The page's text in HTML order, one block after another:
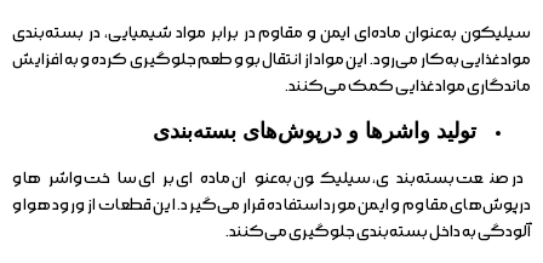
سیلیکون به‌عنوان ماده‌ای ایمن و مقاوم در برابر مواد شیمیایی، در بسته‌بندی
مواد غذایی به‌کار می‌رود. این مواد از انتقال بو و طعم جلوگیری کرده و به افزایش
ماندگاری مواد غذایی کمک می‌کنند.
تولید واشرها و درپوش‌های بسته‌بندی
در صنعت بسته‌بندی، سیلیکون به‌عنوان ماده‌ای برای ساخت واشرها و
درپوش‌های مقاوم و ایمن مورد استفاده قرار می‌گیرد. این قطعات از ورود هوا و
آلودگی به داخل بسته‌بندی جلوگیری می‌کنند.